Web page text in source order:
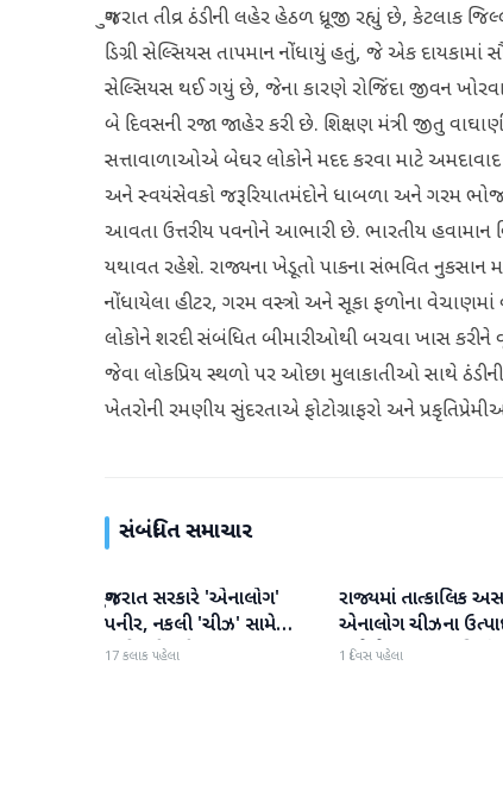
ગુજરાત તીવ્ર ઠંડીની લહેર હેઠળ ધ્રૂજી રહ્યું છે, કેટલાક
ડિગ્રી સેલ્સિયસ તાપમાન નોંધાયું હતું, જે એક દાયકામાં
સેલ્સિયસ થઈ ગયું છે, જેના કારણે રોજિંદા જીવન
બે દિવસની રજા જાહેર કરી છે. શિક્ષણ મંત્રી જીતુ
સત્તાવાળાઓએ બેઘર લોકોને મદદ કરવા માટે
અને સ્વયંસેવકો જરૂરિયાતમંદોને ધાબળા અને ગરમ
આવતા ઉત્તરીય પવનોને આભારી છે. ભારતીય
યથાવત રહેશે. રાજ્યના ખેડૂતો પાકના સંભવિત નુકસાન
નોંધાયેલા હીટર, ગરમ વસ્ત્રો અને સૂકા ફળોના
લોકોને શરદી સંબંધિત બીમારીઓથી બચવા ખાસ
જેવા લોકપ્રિય સ્થળો પર ઓછા મુલાકાતીઓ સાથે
ખેતરોની રમણીય સુંદરતાએ ફોટોગ્રાફરો અને
સંબંધિત સમાચાર
ગુજરાત
ગુજરાત સરકારે 'એનાલોગ'
પનીર, નકલી 'ચીઝ' સામે
કાર્યવાહી કરી
17 કલાક પહેલા
ગુજરાત
રાજ્યમાં તાત્કાલિક
એનાલોગ ચીઝના
અને વેચાણ પર પ્રતિબંધ.
1 દિવસ પહેલા